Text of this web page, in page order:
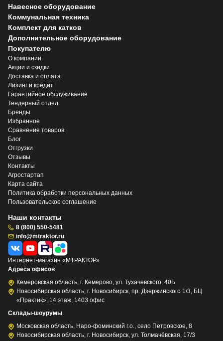
Навесное оборудование
Коммунальная техника
Комплект для катков
Дополнительное оборудование
Покупателю
О компании
Акции и скидки
Доставка и оплата
Лизинг и кредит
Гарантийное обслуживание
Тендерный отдел
Бренды
Избранное
Сравнение товаров
Блог
Отгрузки
Отзывы
Контакты
Агростартап
Карта сайта
Политика обработки персональных данных
Пользовательское соглашение
Наши контакты
8 (800) 550-5481
info@mtraktor.ru
Интернет-магазин «МТРАКТОР»
Адреса офисов
Кемеровская область, г. Кемерово, ул. Тухачевского, 40Б
Новосибирская область, г. Новосибирск, пр. Дзержинского 1/3, БЦ
«Практик», 14 этаж, 1403 офис
Склады-шоурумы
Московская область, Наро-фоминский г.о., село Петровское, 8
Новосибирская область, г. Новосибирск, ул. Толмачёвская, 17/3